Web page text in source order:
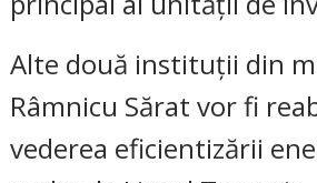
Alte două instituții din
Râmnicu Sărat vor fi
vederea eficientizării